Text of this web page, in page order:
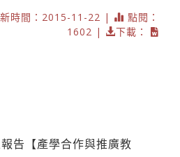
時間：2015-11-22 |
點閱：
1602 |
下載：
告【產學合作與推廣教